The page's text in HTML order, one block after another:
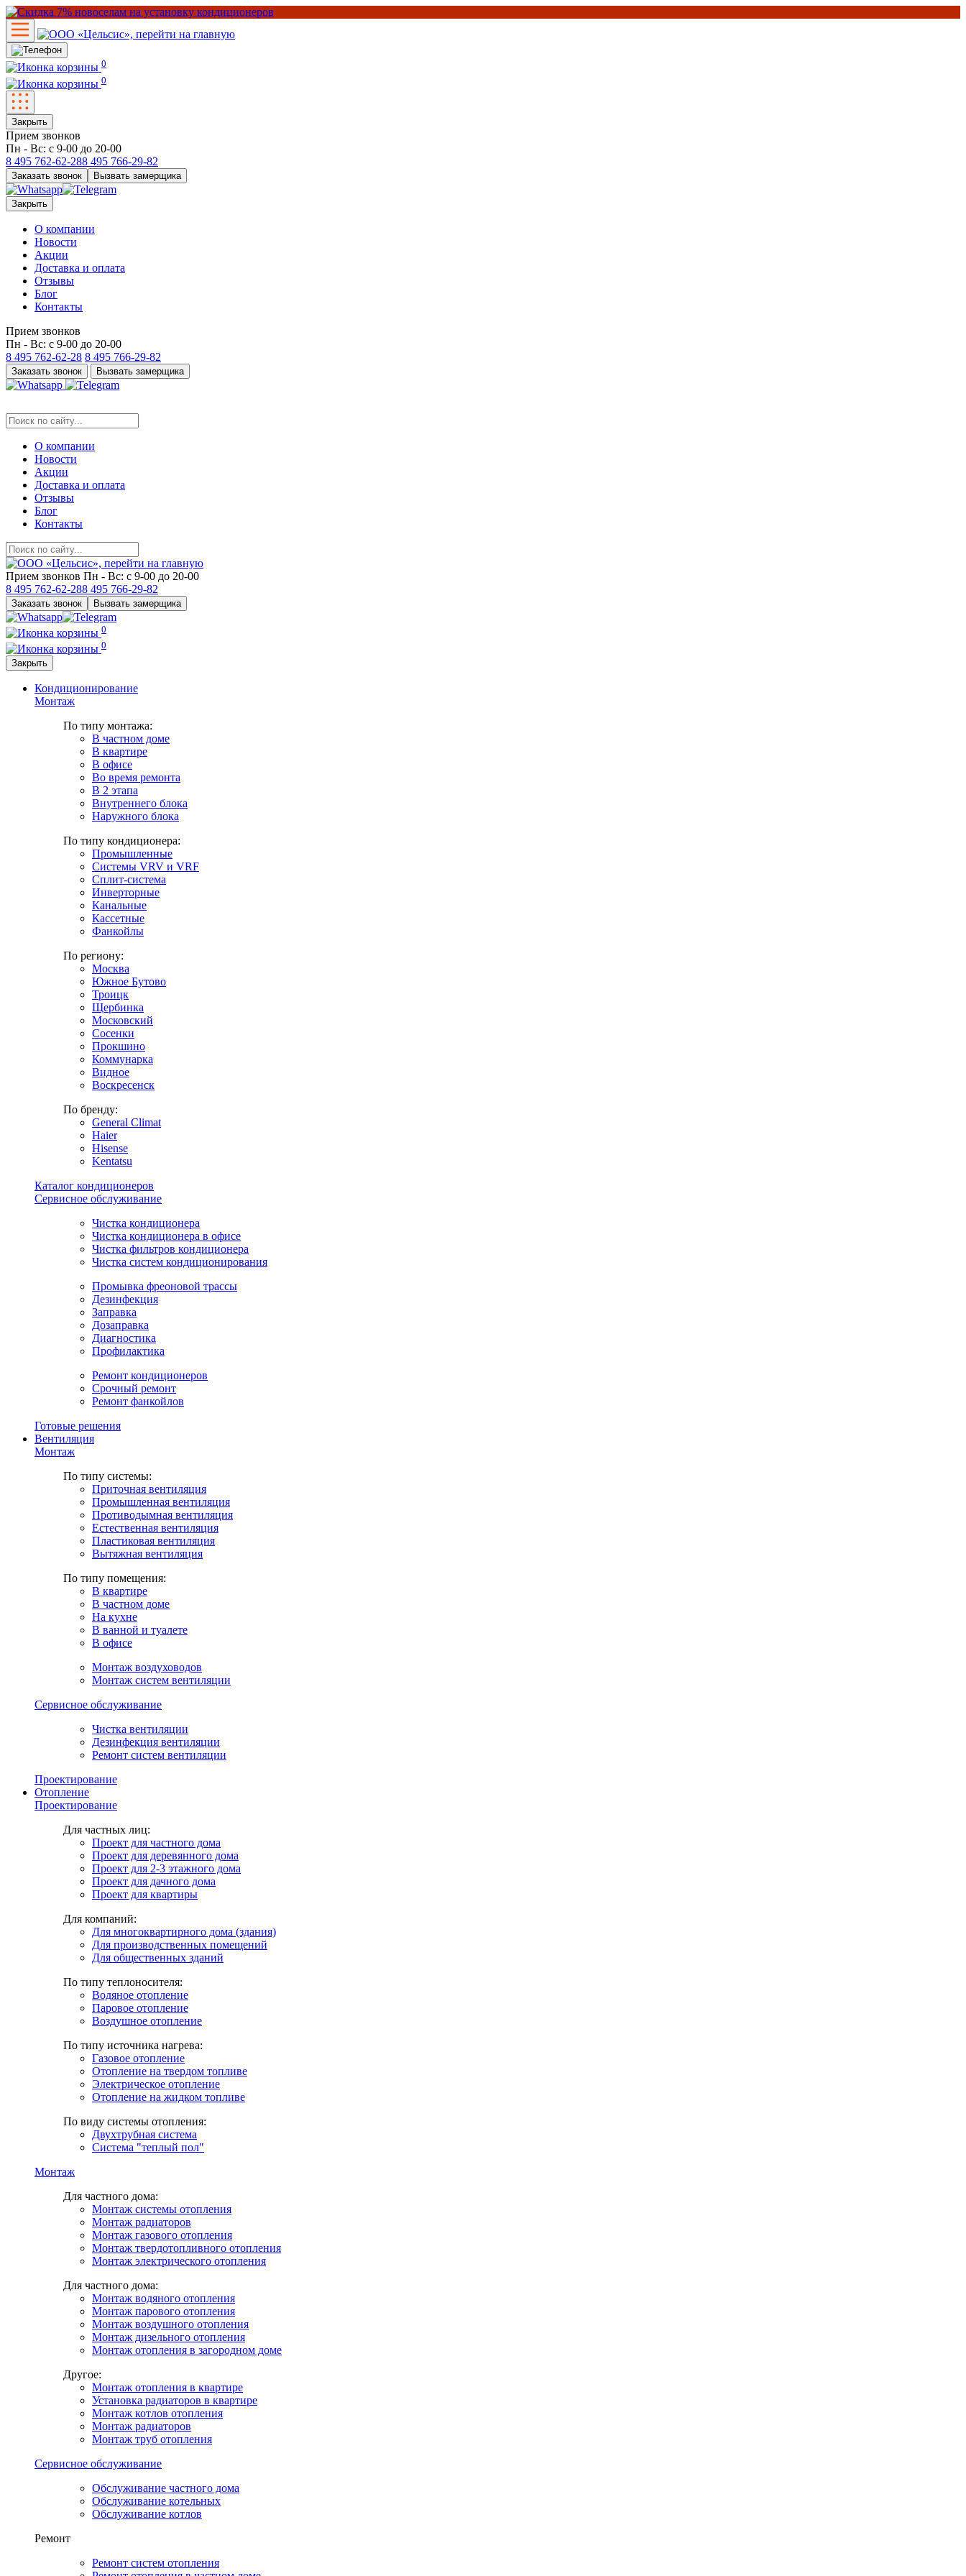
0
0
Закрыть
Прием звонков
Пн - Вс: с 9-00 до 20-00
8 495 762-62-288 495 766-29-82
Заказать звонок Вызвать замерщика
Закрыть
О компании
Новости
Акции
Доставка и оплата
Отзывы
Блог
Контакты
Прием звонков
Пн - Вс: с 9-00 до 20-00
8 495 762-62-28 8 495 766-29-82
Заказать звонок Вызвать замерщика
О компании
Новости
Акции
Доставка и оплата
Отзывы
Блог
Контакты
Прием звонков Пн - Вс: с 9-00 до 20-00
8 495 762-62-288 495 766-29-82
Заказать звонок Вызвать замерщика
0
0
Закрыть
Кондиционирование
Монтаж
По типу монтажа:
В частном доме
В квартире
В офисе
Во время ремонта
В 2 этапа
Внутреннего блока
Наружного блока
По типу кондиционера:
Промышленные
Системы VRV и VRF
Сплит-система
Инверторные
Канальные
Кассетные
Фанкойлы
По региону:
Москва
Южное Бутово
Троицк
Щербинка
Московский
Сосенки
Прокшино
Коммунарка
Видное
Воскресенск
По бренду:
General Climat
Haier
Hisense
Kentatsu
Каталог кондиционеров
Сервисное обслуживание
Чистка кондиционера
Чистка кондиционера в офисе
Чистка фильтров кондиционера
Чистка систем кондиционирования
Промывка фреоновой трассы
Дезинфекция
Заправка
Дозаправка
Диагностика
Профилактика
Ремонт кондиционеров
Срочный ремонт
Ремонт фанкойлов
Готовые решения
Вентиляция
Монтаж
По типу системы:
Приточная вентиляция
Промышленная вентиляция
Противодымная вентиляция
Естественная вентиляция
Пластиковая вентиляция
Вытяжная вентиляция
По типу помещения:
В квартире
В частном доме
На кухне
В ванной и туалете
В офисе
Монтаж воздуховодов
Монтаж систем вентиляции
Сервисное обслуживание
Чистка вентиляции
Дезинфекция вентиляции
Ремонт систем вентиляции
Проектирование
Отопление
Проектирование
Для частных лиц:
Проект для частного дома
Проект для деревянного дома
Проект для 2-3 этажного дома
Проект для дачного дома
Проект для квартиры
Для компаний:
Для многоквартирного дома (здания)
Для производственных помещений
Для общественных зданий
По типу теплоносителя:
Водяное отопление
Паровое отопление
Воздушное отопление
По типу источника нагрева:
Газовое отопление
Отопление на твердом топливе
Электрическое отопление
Отопление на жидком топливе
По виду системы отопления:
Двухтрубная система
Система "теплый пол"
Монтаж
Для частного дома:
Монтаж системы отопления
Монтаж радиаторов
Монтаж газового отопления
Монтаж твердотопливного отопления
Монтаж электрического отопления
Для частного дома:
Монтаж водяного отопления
Монтаж парового отопления
Монтаж воздушного отопления
Монтаж дизельного отопления
Монтаж отопления в загородном доме
Другое:
Монтаж отопления в квартире
Установка радиаторов в квартире
Монтаж котлов отопления
Монтаж радиаторов
Монтаж труб отопления
Сервисное обслуживание
Обслуживание частного дома
Обслуживание котельных
Обслуживание котлов
Ремонт
Ремонт систем отопления